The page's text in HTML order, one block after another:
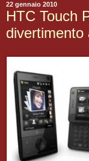
22 gennaio 2010
HTC Touch
divertimento